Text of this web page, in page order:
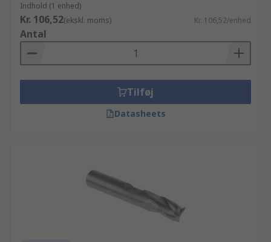
Indhold (1 enhed)
Kr. 106,52(ekskl. moms) Kr. 106,52/enhed
Antal
Tilføj
Datasheets